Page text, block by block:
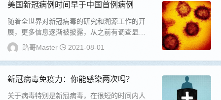
美国新冠病例时间早于中国首例病例
随着全世界对新冠病毒的研究和溯源工作的开
展，更多信息逐渐被披露，从之前有调查显示
新冠的最初出现时间早于中国，到目前追溯到
时间更早...
路哥Master 2021-08-01
新冠病毒免疫力：你能感染两次吗？
关于病毒特别是新冠病毒，在很短的时间内人